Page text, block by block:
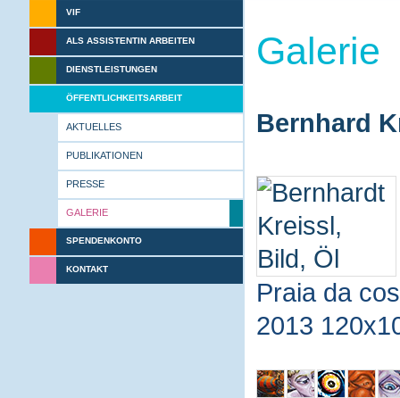
VIF
ALS ASSISTENTIN ARBEITEN
DIENSTLEISTUNGEN
ÖFFENTLICHKEITSARBEIT
AKTUELLES
PUBLIKATIONEN
PRESSE
GALERIE
SPENDENKONTO
KONTAKT
Galerie
Bernhard
Praia da
2013